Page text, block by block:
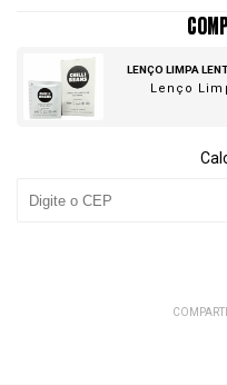
LENÇO LIMPA
Lenço